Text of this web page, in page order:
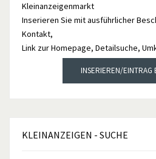
Kleinanzeigenmarkt
Inserieren Sie mit ausführlicher
Kontakt,
Link zur Homepage, Detailsuche,
INSERIEREN/EINTRAG
KLEINANZEIGEN - SUCHE